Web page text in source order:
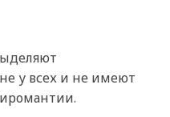
у всех и не имеют